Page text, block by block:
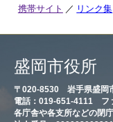
携帯サイト リンク集
盛岡市役所
〒020-8530 岩手県盛
電話：019-651-4111 フ
各庁舎や各支所などの閉